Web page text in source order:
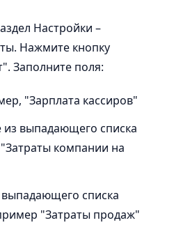
Настройки –
Нажмите кнопку
Заполните поля:
"Зарплата кассиров"
из выпадающего списка
компании на
списка
"Затраты продаж"